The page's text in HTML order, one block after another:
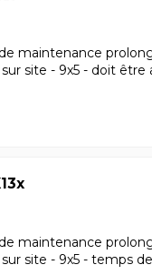
maintenance
site - 9x5 - doit
maintenance
site - 9x5 - temps